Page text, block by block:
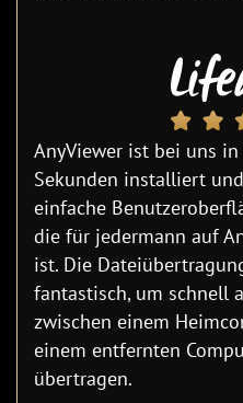
AnyViewer ist bei uns
Sekunden installiert
einfache
die für jedermann auf
ist. Die
fantastisch, um schnell
zwischen einem
einem entfernten
übertragen.